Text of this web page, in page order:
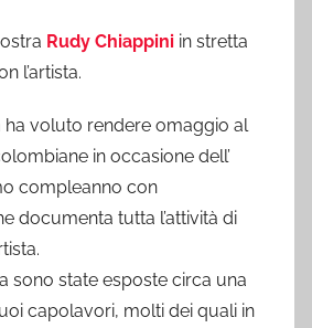
Rudy Chiappini in stretta
l’artista.
ha voluto rendere omaggio al
in occasione dell’
compleanno con
documenta tutta l’attività di
sono state esposte circa una
capolavori, molti dei quali in